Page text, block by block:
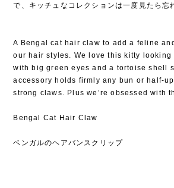
で、キッチュなコレクションは一度見たら忘
A Bengal cat hair claw to add a feline
our hair styles. We love this kitty looking
with big green eyes and a tortoise shell
accessory holds firmly any bun or half-
strong claws. Plus we’re obsessed with
Bengal Cat Hair Claw
ベンガルのヘアバンスクリップ